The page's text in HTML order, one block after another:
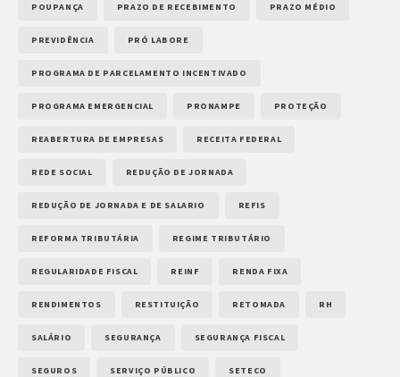
POUPANÇA PRAZO DE RECEBIMENTO PRAZO MÉDIO
PREVIDÊNCIA PRÓ LABORE
PROGRAMA DE PARCELAMENTO INCENTIVADO
PROGRAMA EMERGENCIAL PRONAMPE PROTEÇÃO
REABERTURA DE EMPRESAS RECEITA FEDERAL
REDE SOCIAL REDUÇÃO DE JORNADA
REDUÇÃO DE JORNADA E DE SALARIO REFIS
REFORMA TRIBUTÁRIA REGIME TRIBUTÁRIO
REGULARIDADE FISCAL REINF RENDA FIXA
RENDIMENTOS RESTITUIÇÃO RETOMADA RH
SALÁRIO SEGURANÇA SEGURANÇA FISCAL
SEGUROS SERVIÇO PÚBLICO SETECO